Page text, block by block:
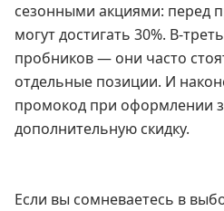
сезонными акциями: перед
могут достигать 30%. В-
пробников — они часто
отдельные позиции. И
промокод при оформлении
дополнительную скидку.
Если вы сомневаетесь в